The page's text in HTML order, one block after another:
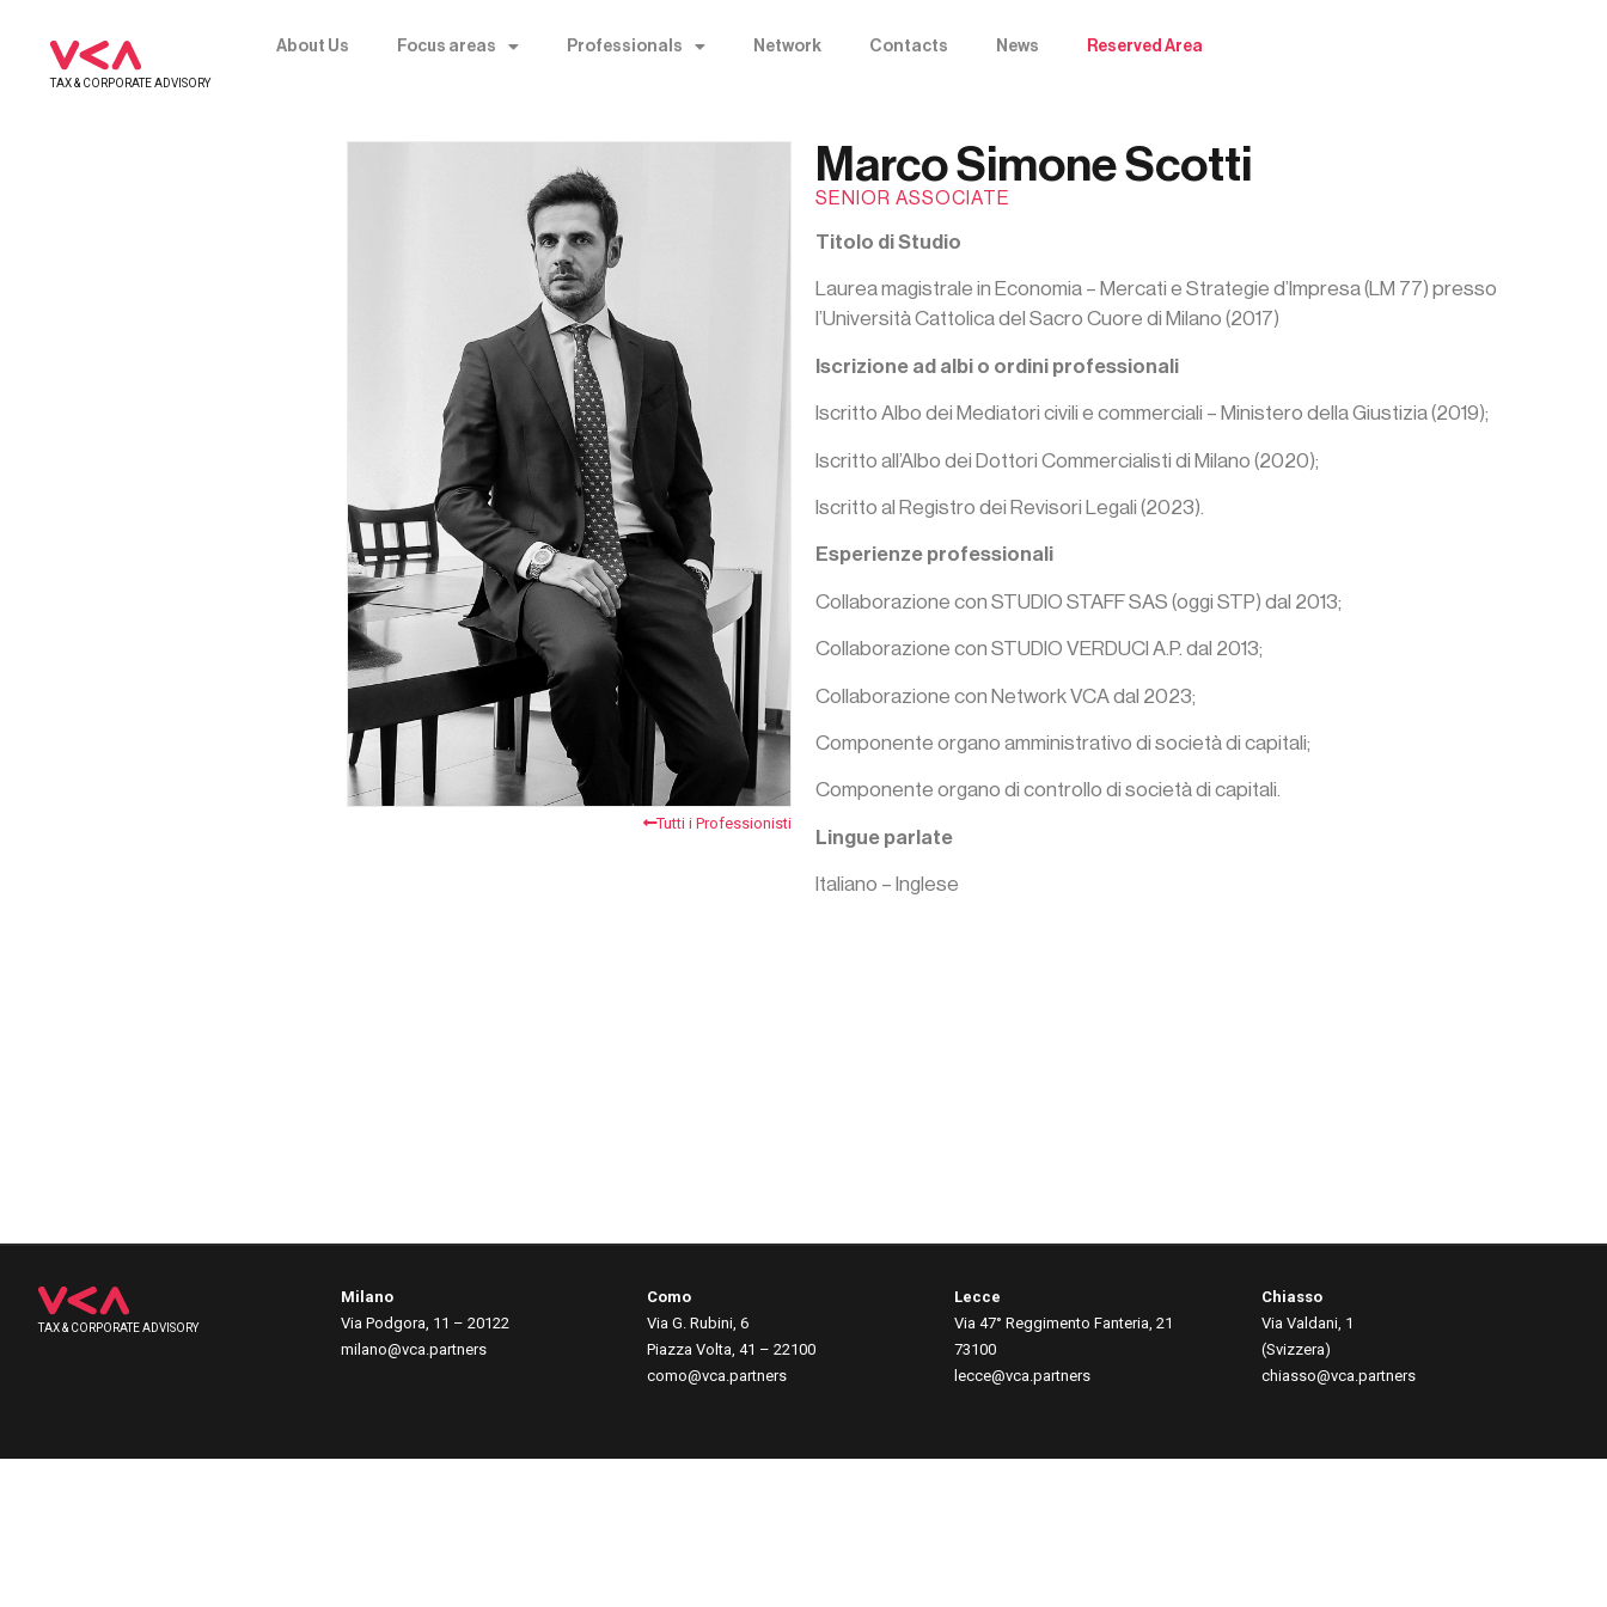
TAX & CORPORATE ADVISORY
About Us Focus areas Professionals Network Contacts News Reserved Area
Tutti i Professionisti
Marco Simone Scotti
SENIOR ASSOCIATE
Titolo di Studio
Laurea magistrale in Economia – Mercati e Strategie d’Impresa (LM 77) presso
l’Università Cattolica del Sacro Cuore di Milano (2017)
Iscrizione ad albi o ordini professionali
Iscritto Albo dei Mediatori civili e commerciali – Ministero della Giustizia (2019);
Iscritto all’Albo dei Dottori Commercialisti di Milano (2020);
Iscritto al Registro dei Revisori Legali (2023).
Esperienze professionali
Collaborazione con STUDIO STAFF SAS (oggi STP) dal 2013;
Collaborazione con STUDIO VERDUCI A.P. dal 2013;
Collaborazione con Network VCA dal 2023;
Componente organo amministrativo di società di capitali;
Componente organo di controllo di società di capitali.
Lingue parlate
Italiano – Inglese
TAX & CORPORATE ADVISORY
Milano
Via Podgora, 11 – 20122
milano@vca.partners
Como
Via G. Rubini, 6
Piazza Volta, 41 – 22100
como@vca.partners
Lecce
Via 47° Reggimento Fanteria, 21
73100
lecce@vca.partners
Chiasso
Via Valdani, 1
(Svizzera)
chiasso@vca.partners